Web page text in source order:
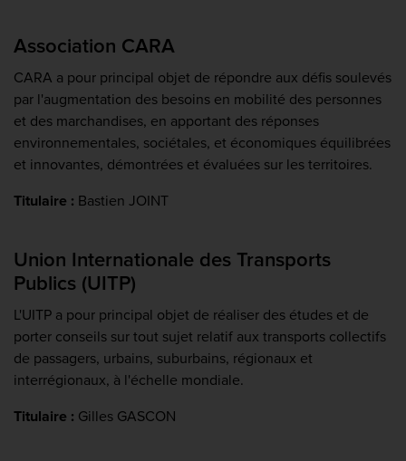
Association CARA
CARA a pour principal objet de répondre aux défis soulevés
par l'augmentation des besoins en mobilité des personnes
et des marchandises, en apportant des réponses
environnementales, sociétales, et économiques équilibrées
et innovantes, démontrées et évaluées sur les territoires.
Titulaire : Bastien JOINT
Union Internationale des Transports
Publics (UITP)
L'UITP a pour principal objet de réaliser des études et de
porter conseils sur tout sujet relatif aux transports collectifs
de passagers, urbains, suburbains, régionaux et
interrégionaux, à l'échelle mondiale.
Titulaire : Gilles GASCON